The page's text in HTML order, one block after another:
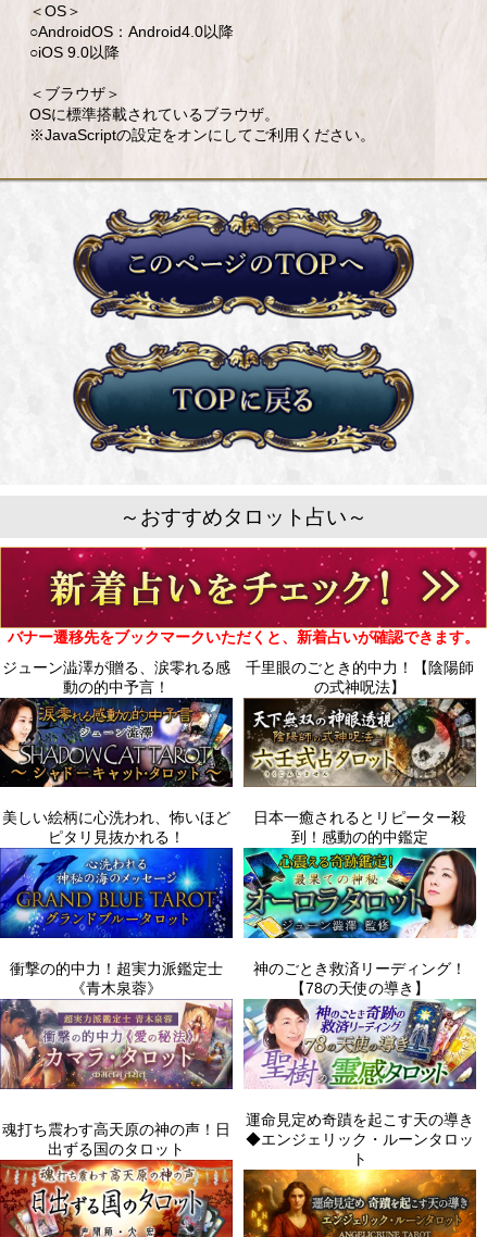
＜OS＞
○AndroidOS：Android4.0以降
○iOS 9.0以降
＜ブラウザ＞
OSに標準搭載されているブラウザ。
※JavaScriptの設定をオンにしてご利用ください。